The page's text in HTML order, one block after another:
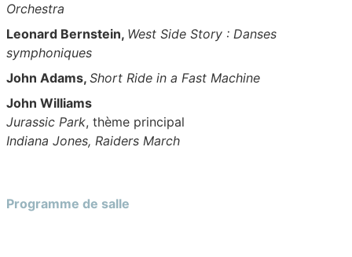
Orchestra
Leonard Bernstein, West Side Story : Danses
symphoniques
John Adams, Short Ride in a Fast Machine
John Williams
Jurassic Park, thème principal
Indiana Jones, Raiders March
Programme de salle